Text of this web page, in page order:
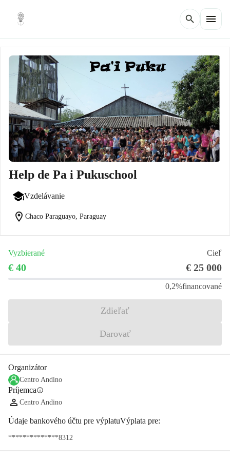
search menu
Help de Pa i Pukuschool
Vzdelávanie
location_on Chaco Paraguayo, Paraguay
Vyzbierané Cieľ
€ 40 € 25 000
0,2%financované
Zdieľať
Darovať
Organizátor
Centro Andino
Príjemcainfo
Centro Andino
Údaje bankového účtu pre výplatuVýplata pre:
**************8312